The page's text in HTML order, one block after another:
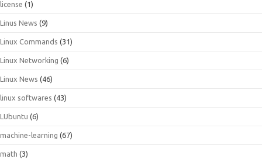
license (1)
Linus News (9)
Linux Commands (31)
Linux Networking (6)
Linux News (46)
linux softwares (43)
LUbuntu (6)
machine-learning (67)
math (3)